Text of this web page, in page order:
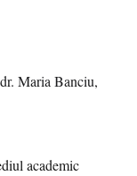
academic